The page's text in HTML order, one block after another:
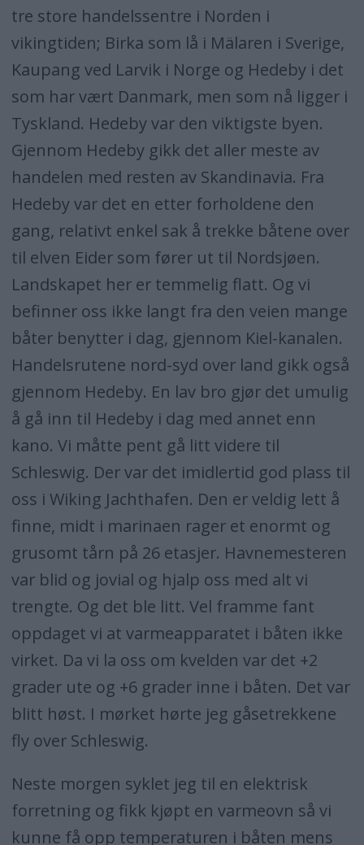
tre store handelssentre i Norden i
vikingtiden; Birka som lå i Mälaren i Sverige,
Kaupang ved Larvik i Norge og Hedeby i det
som har vært Danmark, men som nå ligger i
Tyskland. Hedeby var den viktigste byen.
Gjennom Hedeby gikk det aller meste av
handelen med resten av Skandinavia. Fra
Hedeby var det en etter forholdene den
gang, relativt enkel sak å trekke båtene over
til elven Eider som fører ut til Nordsjøen.
Landskapet her er temmelig flatt. Og vi
befinner oss ikke langt fra den veien mange
båter benytter i dag, gjennom Kiel-kanalen.
Handelsrutene nord-syd over land gikk også
gjennom Hedeby. En lav bro gjør det umulig
å gå inn til Hedeby i dag med annet enn
kano. Vi måtte pent gå litt videre til
Schleswig. Der var det imidlertid god plass til
oss i Wiking Jachthafen. Den er veldig lett å
finne, midt i marinaen rager et enormt og
grusomt tårn på 26 etasjer. Havnemesteren
var blid og jovial og hjalp oss med alt vi
trengte. Og det ble litt. Vel framme fant
oppdaget vi at varmeapparatet i båten ikke
virket. Da vi la oss om kvelden var det +2
grader ute og +6 grader inne i båten. Det var
blitt høst. I mørket hørte jeg gåsetrekkene
fly over Schleswig.
Neste morgen syklet jeg til en elektrisk
forretning og fikk kjøpt en varmeovn så vi
kunne få opp temperaturen i båten mens